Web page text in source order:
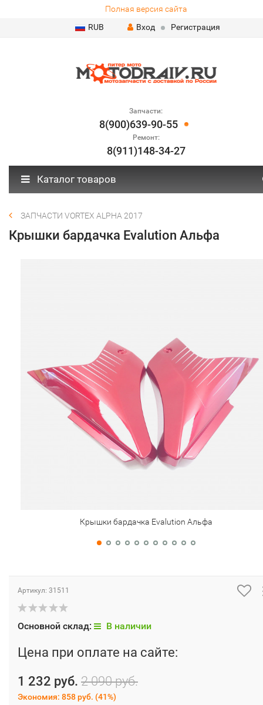
Полная версия сайта
RUB
Вход Регистрация
Запчасти:
8(900)639-90-55
Ремонт:
8(911)148-34-27
Каталог товаров
ЗАПЧАСТИ VORTEX ALPHA 2017
Крышки бардачка Evalution Альфа
Крышки бардачка Evalution Альфа
Артикул: 31511
Основной склад: В наличии
Цена при оплате на сайте:
1 232 руб. 2 090 руб.
Экономия: 858 руб. (41%)